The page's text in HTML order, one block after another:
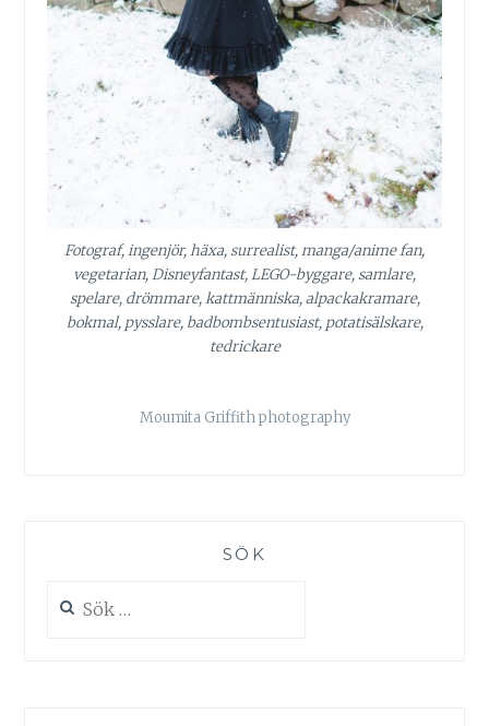
Fotograf, ingenjör, häxa, surrealist, manga/anime fan,
vegetarian, Disneyfantast, LEGO-byggare, samlare,
spelare, drömmare, kattmänniska, alpackakramare,
bokmal, pysslare, badbombsentusiast, potatisälskare,
tedrickare
Moumita Griffith photography
SÖK
efter: